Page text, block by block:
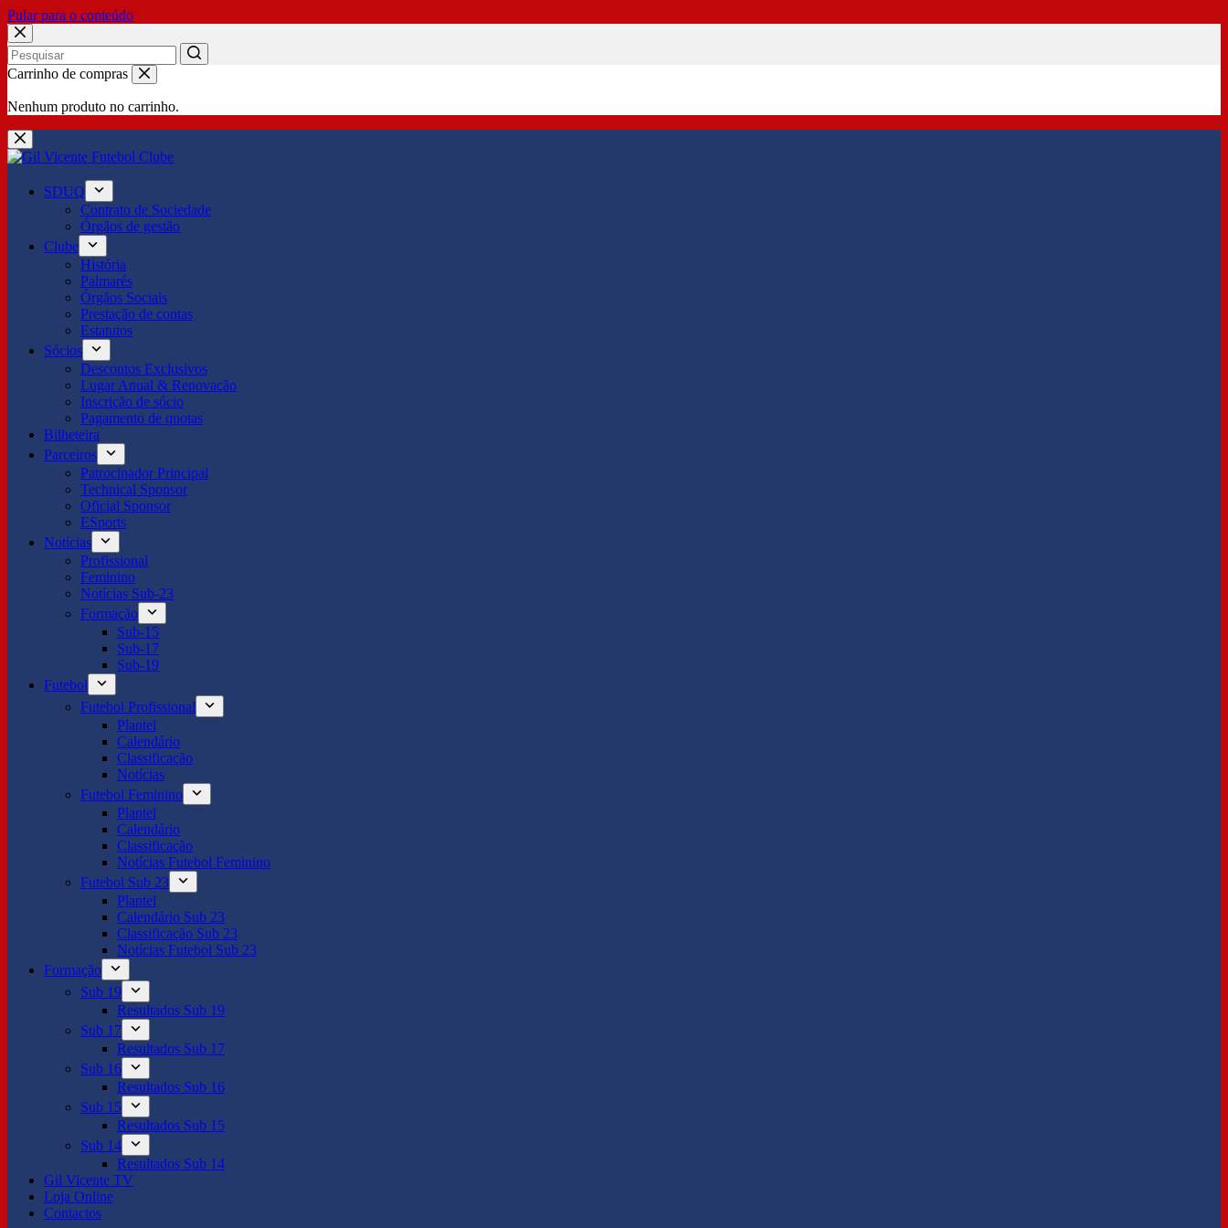
Pular para o conteúdo
No
Carrinho de compras
Nenhum produto no carrinho.
SDUQ
Contrato de Sociedade
Órgãos de gestão
Clube
História
Palmarés
Órgãos Sociais
Prestação de contas
Estatutos
Sócios
Descontos Exclusivos
Lugar Anual & Renovação
Inscrição de sócio
Pagamento de quotas
Bilheteira
Parceiros
Patrocinador Principal
Technical Sponsor
Oficial Sponsor
ESports
Notícias
Profissional
Feminino
Notícias Sub-23
Formação
Sub-15
Sub-17
Sub-19
Futebol
Futebol Profissional
Plantel
Calendário
Classificação
Notícias
Futebol Feminino
Plantel
Calendário
Classificação
Notícias Futebol Feminino
Futebol Sub 23
Plantel
Calendário Sub 23
Classificação Sub 23
Notícias Futebol Sub 23
Formação
Sub 19
Resultados Sub 19
Sub 17
Resultados Sub 17
Sub 16
Resultados Sub 16
Sub 15
Resultados Sub 15
Sub 14
Resultados Sub 14
Gil Vicente TV
Loja Online
Contactos